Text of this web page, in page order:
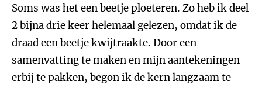
Soms was het een beetje ploeteren. Zo heb ik deel
2 bijna drie keer helemaal gelezen, omdat ik de
draad een beetje kwijtraakte. Door een
samenvatting te maken en mijn aantekeningen
erbij te pakken, begon ik de kern langzaam te